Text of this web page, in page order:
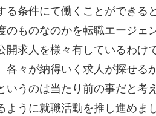
る条件にて働くことができる
ものなのかを転職エージェ
求人を様々有しているわけ
々が納得いく求人が探せる
いうのは当たり前の事だと考
うに就職活動を推し進めま